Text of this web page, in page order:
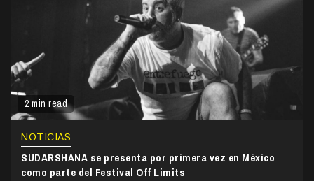
2 min read
NOTICIAS
SUDARSHANA se presenta por primera vez en México
como parte del Festival Off Limits